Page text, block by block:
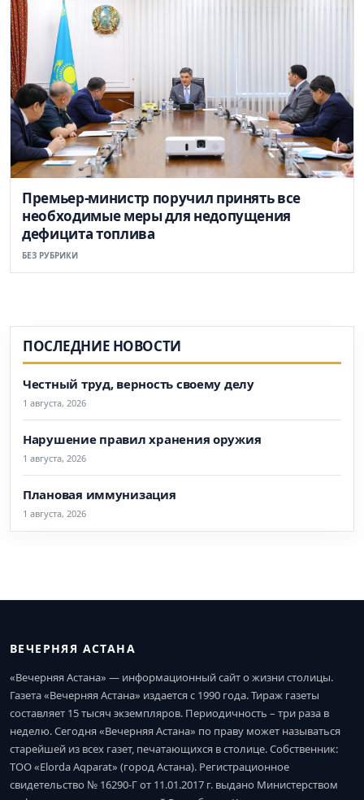
Премьер-министр поручил принять все
необходимые меры для недопущения
дефицита топлива
БЕЗ РУБРИКИ
ПОСЛЕДНИЕ НОВОСТИ
Честный труд, верность своему делу
1 августа, 2026
Нарушение правил хранения оружия
1 августа, 2026
Плановая иммунизация
1 августа, 2026
ВЕЧЕРНЯЯ АСТАНА
«Вечерняя Астана» — информационный сайт о жизни столицы.
Газета «Вечерняя Астана» издается с 1990 года. Тираж газеты
составляет 15 тысяч экземпляров. Периодичность – три раза в
неделю. Сегодня «Вечерняя Астана» по праву может называться
старейшей из всех газет, печатающихся в столице. Собственник:
ТОО «Elorda Aqparat» (город Астана). Регистрационное
свидетельство № 16290-Г от 11.01.2017 г. выдано Министерством